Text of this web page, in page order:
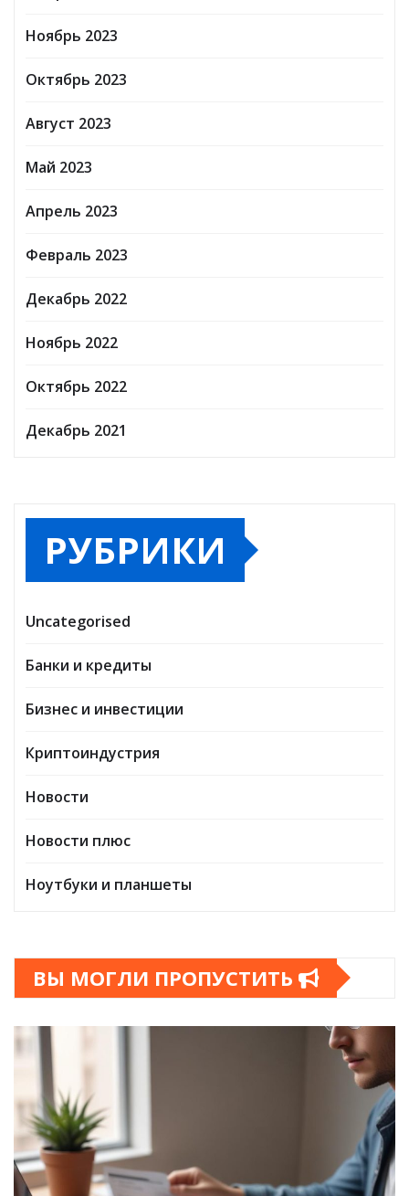
Ноябрь 2023
Октябрь 2023
Август 2023
Май 2023
Апрель 2023
Февраль 2023
Декабрь 2022
Ноябрь 2022
Октябрь 2022
Декабрь 2021
РУБРИКИ
Uncategorised
Банки и кредиты
Бизнес и инвестиции
Криптоиндустрия
Новости
Новости плюс
Ноутбуки и планшеты
ВЫ МОГЛИ ПРОПУСТИТЬ